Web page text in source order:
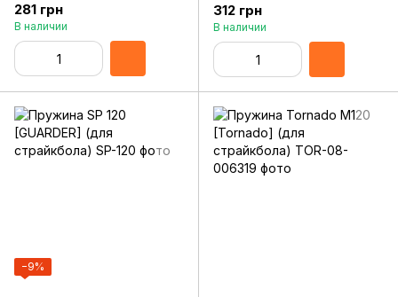
281 грн
В наличии
312 грн
В наличии
−9%